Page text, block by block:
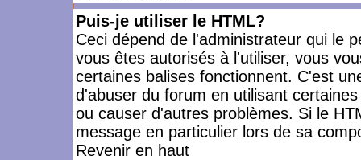
Puis-je utiliser le HTML?
Ceci dépend de l'administrateur qui le
vous êtes autorisés à l'utiliser, vous
certaines balises fonctionnent. C'est
d'abuser du forum en utilisant
ou causer d'autres problèmes. Si le
message en particulier lors de sa
Revenir en haut